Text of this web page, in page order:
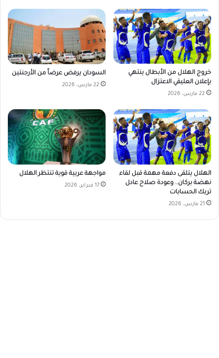
خروج الهلال من الأبطال ينتهي
بإعلان العليقي الاعتزال
22 مارس، 2026
السودان يرفض عرضاً من الأرجنتين
22 مارس، 2026
الهلال يتلقى دفعة مهمة قبل لقاء
نهضة بركان.. وعودة صلاح عادل
تربك الحسابات
21 مارس، 2026
مواجهة عربية قوية تنتظر الهلال
17 فبراير، 2026